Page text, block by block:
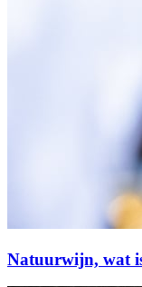
Natuurwijn, wat